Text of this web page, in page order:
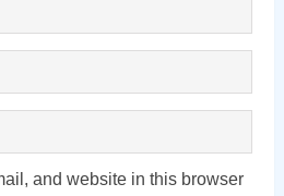
and website in this browser